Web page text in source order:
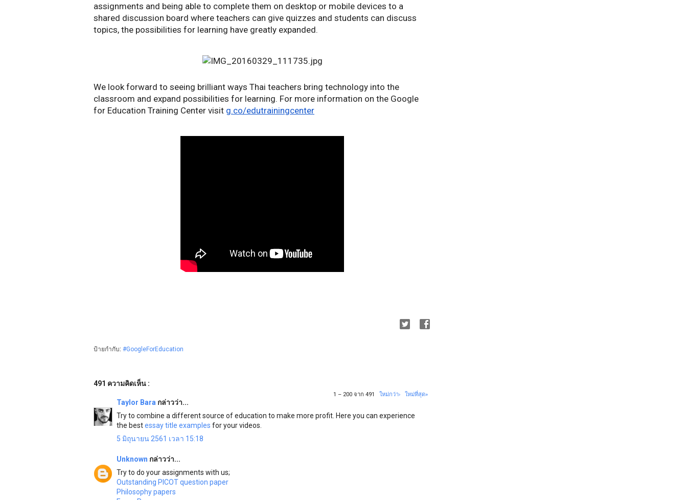
assignments and being able to complete them on desktop or mobile devices to a
shared discussion board where teachers can give quizzes and students can discuss
topics, the possibilities for learning have greatly expanded.
We look forward to seeing brilliant ways Thai teachers bring technology into the
classroom and expand possibilities for learning. For more information on the Google
for Education Training Center visit g.co/edutrainingcenter
ป้ายกำกับ: #GoogleForEducation
491 ความคิดเห็น :
1 – 200 จาก 491 ใหม่กว่า› ใหม่ที่สุด»
Taylor Bara กล่าวว่า...
Try to combine a different source of education to make more profit. Here you can experience
the bestessay title examples for your videos.
5 มิถุนายน 2561 เวลา 15:18
Unknown กล่าวว่า...
Try to do your assignments with us;
Outstanding PICOT question paper
Philosophy papers